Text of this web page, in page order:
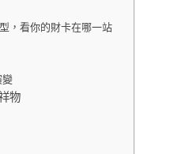
，看你的財卡在哪一站
變
物